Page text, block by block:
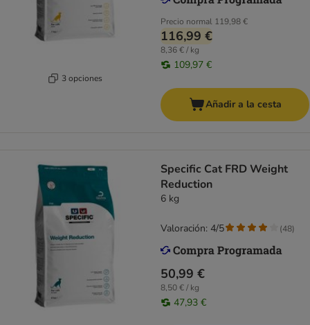
3 opciones
Precio normal 119,98 €
116,99 €
8,36 € / kg
109,97 €
Añadir a la cesta
Specific Cat FRD Weight
Reduction
6 kg
50,99 €
8,50 € / kg
47,93 €
Valoración: 4/5 (48)